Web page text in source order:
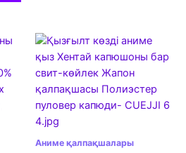
Аниме қалпақшалары